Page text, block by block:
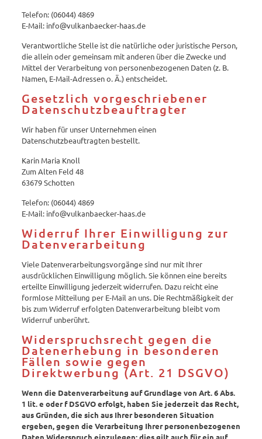
Telefon: (06044) 4869
E-Mail: info@vulkanbaecker-haas.de
Verantwortliche Stelle ist die natürliche oder juristische Person,
die allein oder gemeinsam mit anderen über die Zwecke und
Mittel der Verarbeitung von personenbezogenen Daten (z. B.
Namen, E-Mail-Adressen o. Ä.) entscheidet.
Gesetzlich vorgeschriebener
Datenschutzbeauftragter
Wir haben für unser Unternehmen einen
Datenschutzbeauftragten bestellt.
Karin Maria Knoll
Zum Alten Feld 48
63679 Schotten
Telefon: (06044) 4869
E-Mail: info@vulkanbaecker-haas.de
Widerruf Ihrer Einwilligung zur
Datenverarbeitung
Viele Datenverarbeitungsvorgänge sind nur mit Ihrer
ausdrücklichen Einwilligung möglich. Sie können eine bereits
erteilte Einwilligung jederzeit widerrufen. Dazu reicht eine
formlose Mitteilung per E-Mail an uns. Die Rechtmäßigkeit der
bis zum Widerruf erfolgten Datenverarbeitung bleibt vom
Widerruf unberührt.
Widerspruchsrecht gegen die
Datenerhebung in besonderen
Fällen sowie gegen
Direktwerbung (Art. 21 DSGVO)
Wenn die Datenverarbeitung auf Grundlage von Art. 6 Abs.
1 lit. e oder f DSGVO erfolgt, haben Sie jederzeit das Recht,
aus Gründen, die sich aus Ihrer besonderen Situation
ergeben, gegen die Verarbeitung Ihrer personenbezogenen
Daten Widerspruch einzulegen; dies gilt auch für ein auf